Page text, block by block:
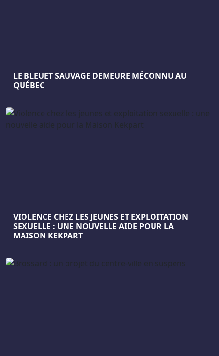
LE BLEUET SAUVAGE DEMEURE MÉCONNU AU
QUÉBEC
VIOLENCE CHEZ LES JEUNES ET EXPLOITATION
SEXUELLE : UNE NOUVELLE AIDE POUR LA
MAISON KEKPART